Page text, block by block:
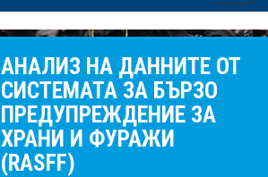
АНАЛИЗ НА ДАННИТЕ ОТ
СИСТЕМАТА ЗА БЪРЗО
ПРЕДУПРЕЖДЕНИЕ ЗА
ХРАНИ И ФУРАЖИ
(RASFF)